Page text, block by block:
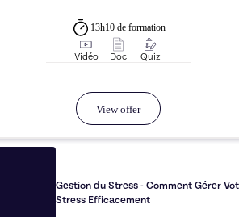
13h10 de formation
Vidéo Doc Quiz
View offer
Gestion du Stress - Comment Gérer
Stress Efficacement